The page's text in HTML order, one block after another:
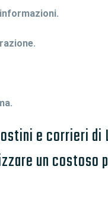
e corrieri
un costoso